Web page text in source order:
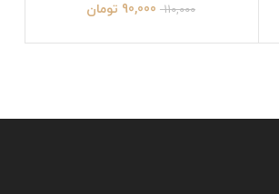
110,000
90,000 تومان